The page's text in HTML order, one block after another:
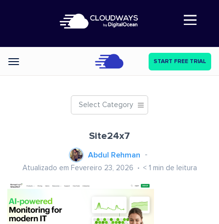
Abre a navegação
Categories START FREE TRIAL
Select Category
Site24x7
Abdul Rehman
Atualizado em Fevereiro 23, 2026 < 1 min de leitura